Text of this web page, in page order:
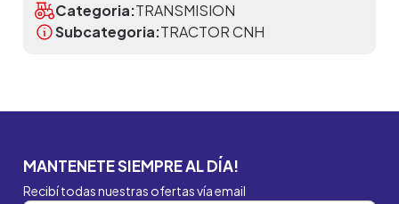
Categoria:TRANSMISION
Subcategoria:TRACTOR CNH
MANTENETE SIEMPRE AL DÍA!
Recibí todas nuestras ofertas vía email